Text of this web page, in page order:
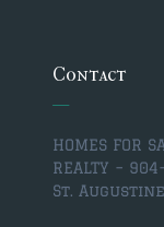
Contact
HOMES FOR
REALTY –
St.